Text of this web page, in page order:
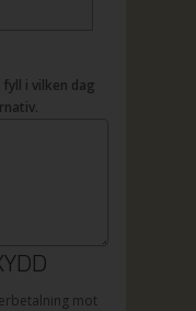
i vilken dag
mot